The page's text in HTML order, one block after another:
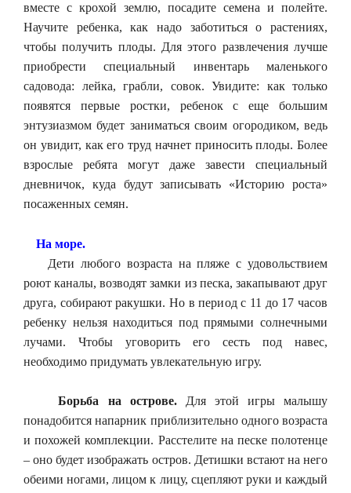
вместе с крохой землю, посадите семена и полейте.
Научите ребенка, как надо заботиться о растениях,
чтобы получить плоды. Для этого развлечения лучше
приобрести специальный инвентарь маленького
садовода: лейка, грабли, совок. Увидите: как только
появятся первые ростки, ребенок с еще большим
энтузиазмом будет заниматься своим огородиком, ведь
он увидит, как его труд начнет приносить плоды. Более
взрослые ребята могут даже завести специальный
дневничок, куда будут записывать «Историю роста»
посаженных семян.
На море.
Дети любого возраста на пляже с удовольствием
роют каналы, возводят замки из песка, закапывают друг
друга, собирают ракушки. Но в период с 11 до 17 часов
ребенку нельзя находиться под прямыми солнечными
лучами. Чтобы уговорить его сесть под навес,
необходимо придумать увлекательную игру.
Борьба на острове.Для этой игры малышу
понадобится напарник приблизительно одного возраста
и похожей комплекции. Расстелите на песке полотенце
– оно будет изображать остров. Детишки встают на него
обеими ногами, лицом к лицу, сцепляют руки и каждый